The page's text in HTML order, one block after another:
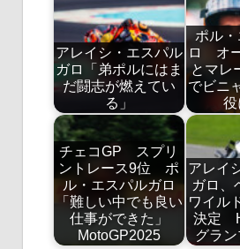
アレイシ・エスパル
ガロ「弟ポルにはま
だ闘志が燃えてい
る」
ポル
ロ オ
とマレ
でビニ
役
チェコGP スプリ
ントレース9位 ポ
ル・エスパルガロ
「難しい中でも良い
仕事ができた」
MotoGP2025
アレイ
ガロ、
ワイル
決定
グラ